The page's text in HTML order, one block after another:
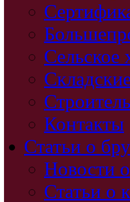
Сельское
Контакты
Статьи о
Новости
Статьи о